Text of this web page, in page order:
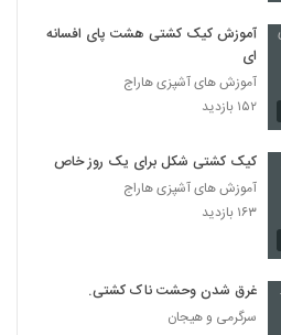
آموزش کیک کشتی هشت پای افسانه
ای
آموزش های آشپزی هاراج
۱۵۲ بازدید
کیک کشتی شکل برای یک روز خاص
آموزش های آشپزی هاراج
۱۶۳ بازدید
غرق شدن وحشت ناک کشتی.
سرگرمی و هیجان